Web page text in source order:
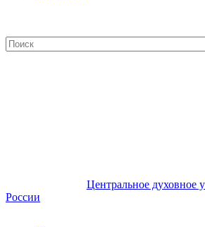
Центральное духовное
России